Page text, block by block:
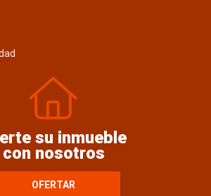
su inmueble
con nosotros
OFERTAR